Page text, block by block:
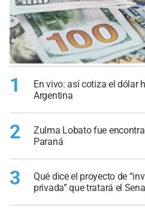
1
En vivo: así cotiza el dólar
Argentina
2
Zulma Lobato fue
Paraná
3
Qué dice el proyecto de
privada” que tratará el